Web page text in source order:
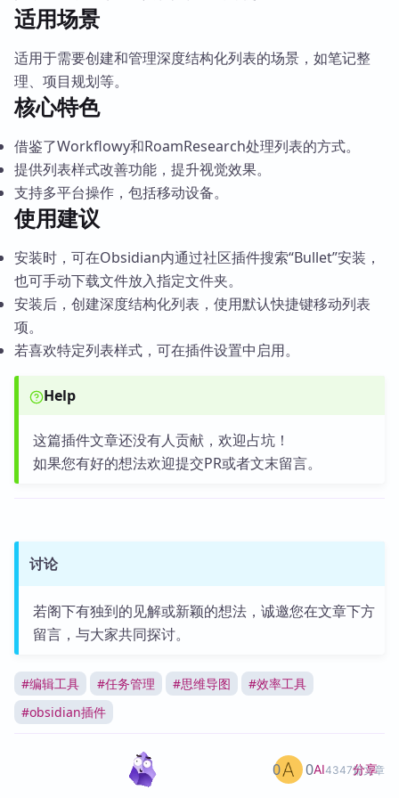
适用场景
适用于需要创建和管理深度结构化列表的场景，如笔记整
理、项目规划等。
核心特色
借鉴了Workflowy和RoamResearch处理列表的方式。
提供列表样式改善功能，提升视觉效果。
支持多平台操作，包括移动设备。
使用建议
安装时，可在Obsidian内通过社区插件搜索“Bullet”安装，
也可手动下载文件放入指定文件夹。
安装后，创建深度结构化列表，使用默认快捷键移动列表
项。
若喜欢特定列表样式，可在插件设置中启用。
Help
这篇插件文章还没有人贡献，欢迎占坑！
如果您有好的想法欢迎提交PR或者文末留言。
讨论
若阁下有独到的见解或新颖的想法，诚邀您在文章下方
留言，与大家共同探讨。
#编辑工具 #任务管理 #思维导图 #效率工具
#obsidian插件
AI4347篇文章
0 0 分享